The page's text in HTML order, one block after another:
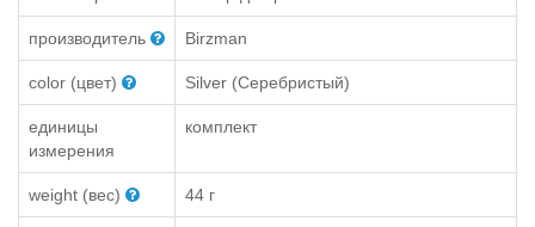
производитель Birzman
color (цвет) Silver (Серебристый)
единицы
измерения
комплект
weight (вес) 44 г